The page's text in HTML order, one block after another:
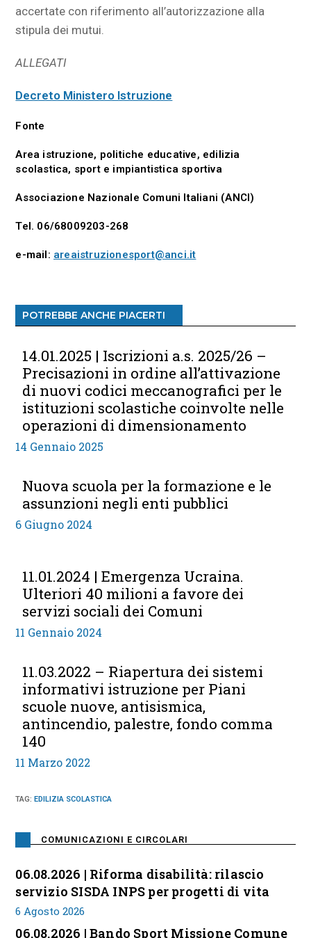
accertate con riferimento all’autorizzazione alla
stipula dei mutui.
ALLEGATI
Decreto Ministero Istruzione
Fonte
Area istruzione, politiche educative, edilizia
scolastica, sport e impiantistica sportiva
Associazione Nazionale Comuni Italiani (ANCI)
Tel. 06/68009203-268
e-mail: areaistruzionesport@anci.it
POTREBBE ANCHE PIACERTI
14.01.2025 | Iscrizioni a.s. 2025/26 –
Precisazioni in ordine all’attivazione
di nuovi codici meccanografici per le
istituzioni scolastiche coinvolte nelle
operazioni di dimensionamento
14 Gennaio 2025
Nuova scuola per la formazione e le
assunzioni negli enti pubblici
6 Giugno 2024
11.01.2024 | Emergenza Ucraina.
Ulteriori 40 milioni a favore dei
servizi sociali dei Comuni
11 Gennaio 2024
11.03.2022 – Riapertura dei sistemi
informativi istruzione per Piani
scuole nuove, antisismica,
antincendio, palestre, fondo comma
140
11 Marzo 2022
TAG:EDILIZIA SCOLASTICA
COMUNICAZIONI E CIRCOLARI
06.08.2026 | Riforma disabilità: rilascio
servizio SISDA INPS per progetti di vita
6 Agosto 2026
06.08.2026 | Bando Sport Missione Comune